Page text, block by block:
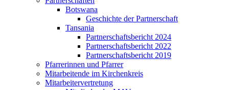
Botswana
Geschichte der Partnerschaft
Tansania
Partnerschaftsbericht 2024
Partnerschaftsbericht 2022
Partnerschaftsbericht 2019
Pfarrerinnen und Pfarrer
Mitarbeitende im Kirchenkreis
Mitarbeitervertretung